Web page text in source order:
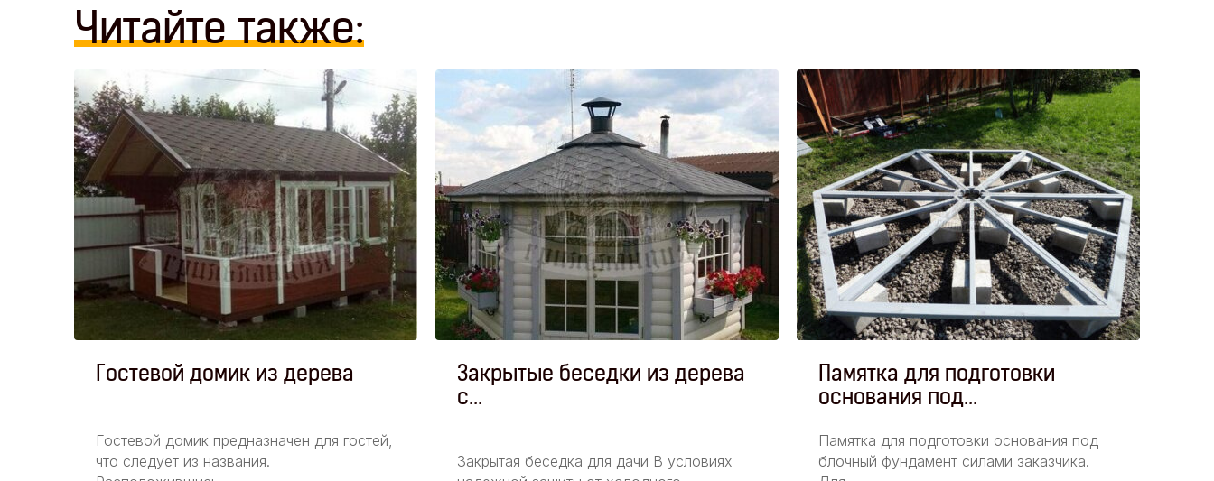
Читайте также:
Гостевой домик из дерева
Гостевой домик предназначен для гостей,
что следует из названия.
Закрытые беседки из дерева
с...
Закрытая беседка для дачи В условиях
Памятка для подготовки
основания под...
Памятка для подготовки основания под
блочный фундамент силами заказчика.